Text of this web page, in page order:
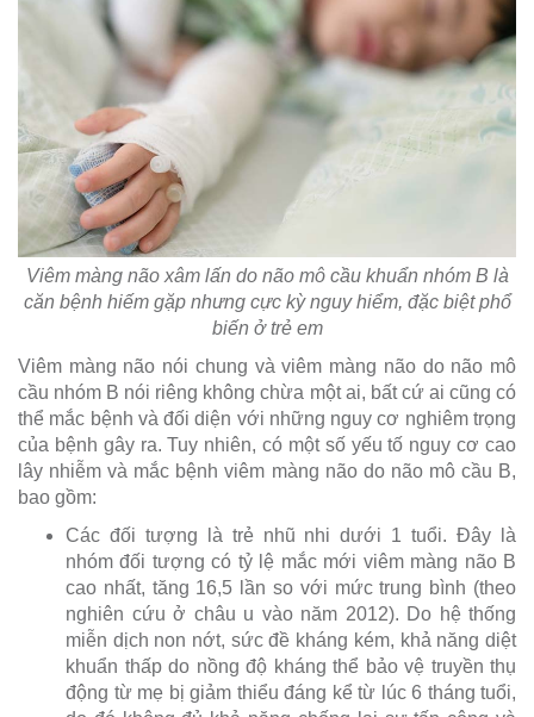
Viêm màng não xâm lấn do não mô cầu khuẩn nhóm B là
căn bệnh hiếm gặp nhưng cực kỳ nguy hiểm, đặc biệt phổ
biến ở trẻ em
Viêm màng não nói chung và viêm màng não do não mô
cầu nhóm B nói riêng không chừa một ai, bất cứ ai cũng có
thể mắc bệnh và đối diện với những nguy cơ nghiêm trọng
của bệnh gây ra. Tuy nhiên, có một số yếu tố nguy cơ cao
lây nhiễm và mắc bệnh viêm màng não do não mô cầu B,
bao gồm:
Các đối tượng là trẻ nhũ nhi dưới 1 tuổi. Đây là
nhóm đối tượng có tỷ lệ mắc mới viêm màng não B
cao nhất, tăng 16,5 lần so với mức trung bình (theo
nghiên cứu ở châu u vào năm 2012). Do hệ thống
miễn dịch non nớt, sức đề kháng kém, khả năng diệt
khuẩn thấp do nồng độ kháng thể bảo vệ truyền thụ
động từ mẹ bị giảm thiểu đáng kể từ lúc 6 tháng tuổi,